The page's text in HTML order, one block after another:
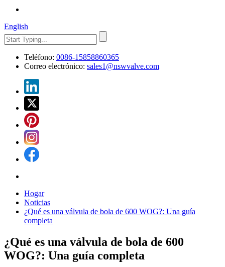
English
Teléfono: 0086-15858860365
Correo electrónico: sales1@nswvalve.com
Hogar
Noticias
¿Qué es una válvula de bola de 600 WOG?: Una guía
completa
¿Qué es una válvula de bola de 600
WOG?: Una guía completa